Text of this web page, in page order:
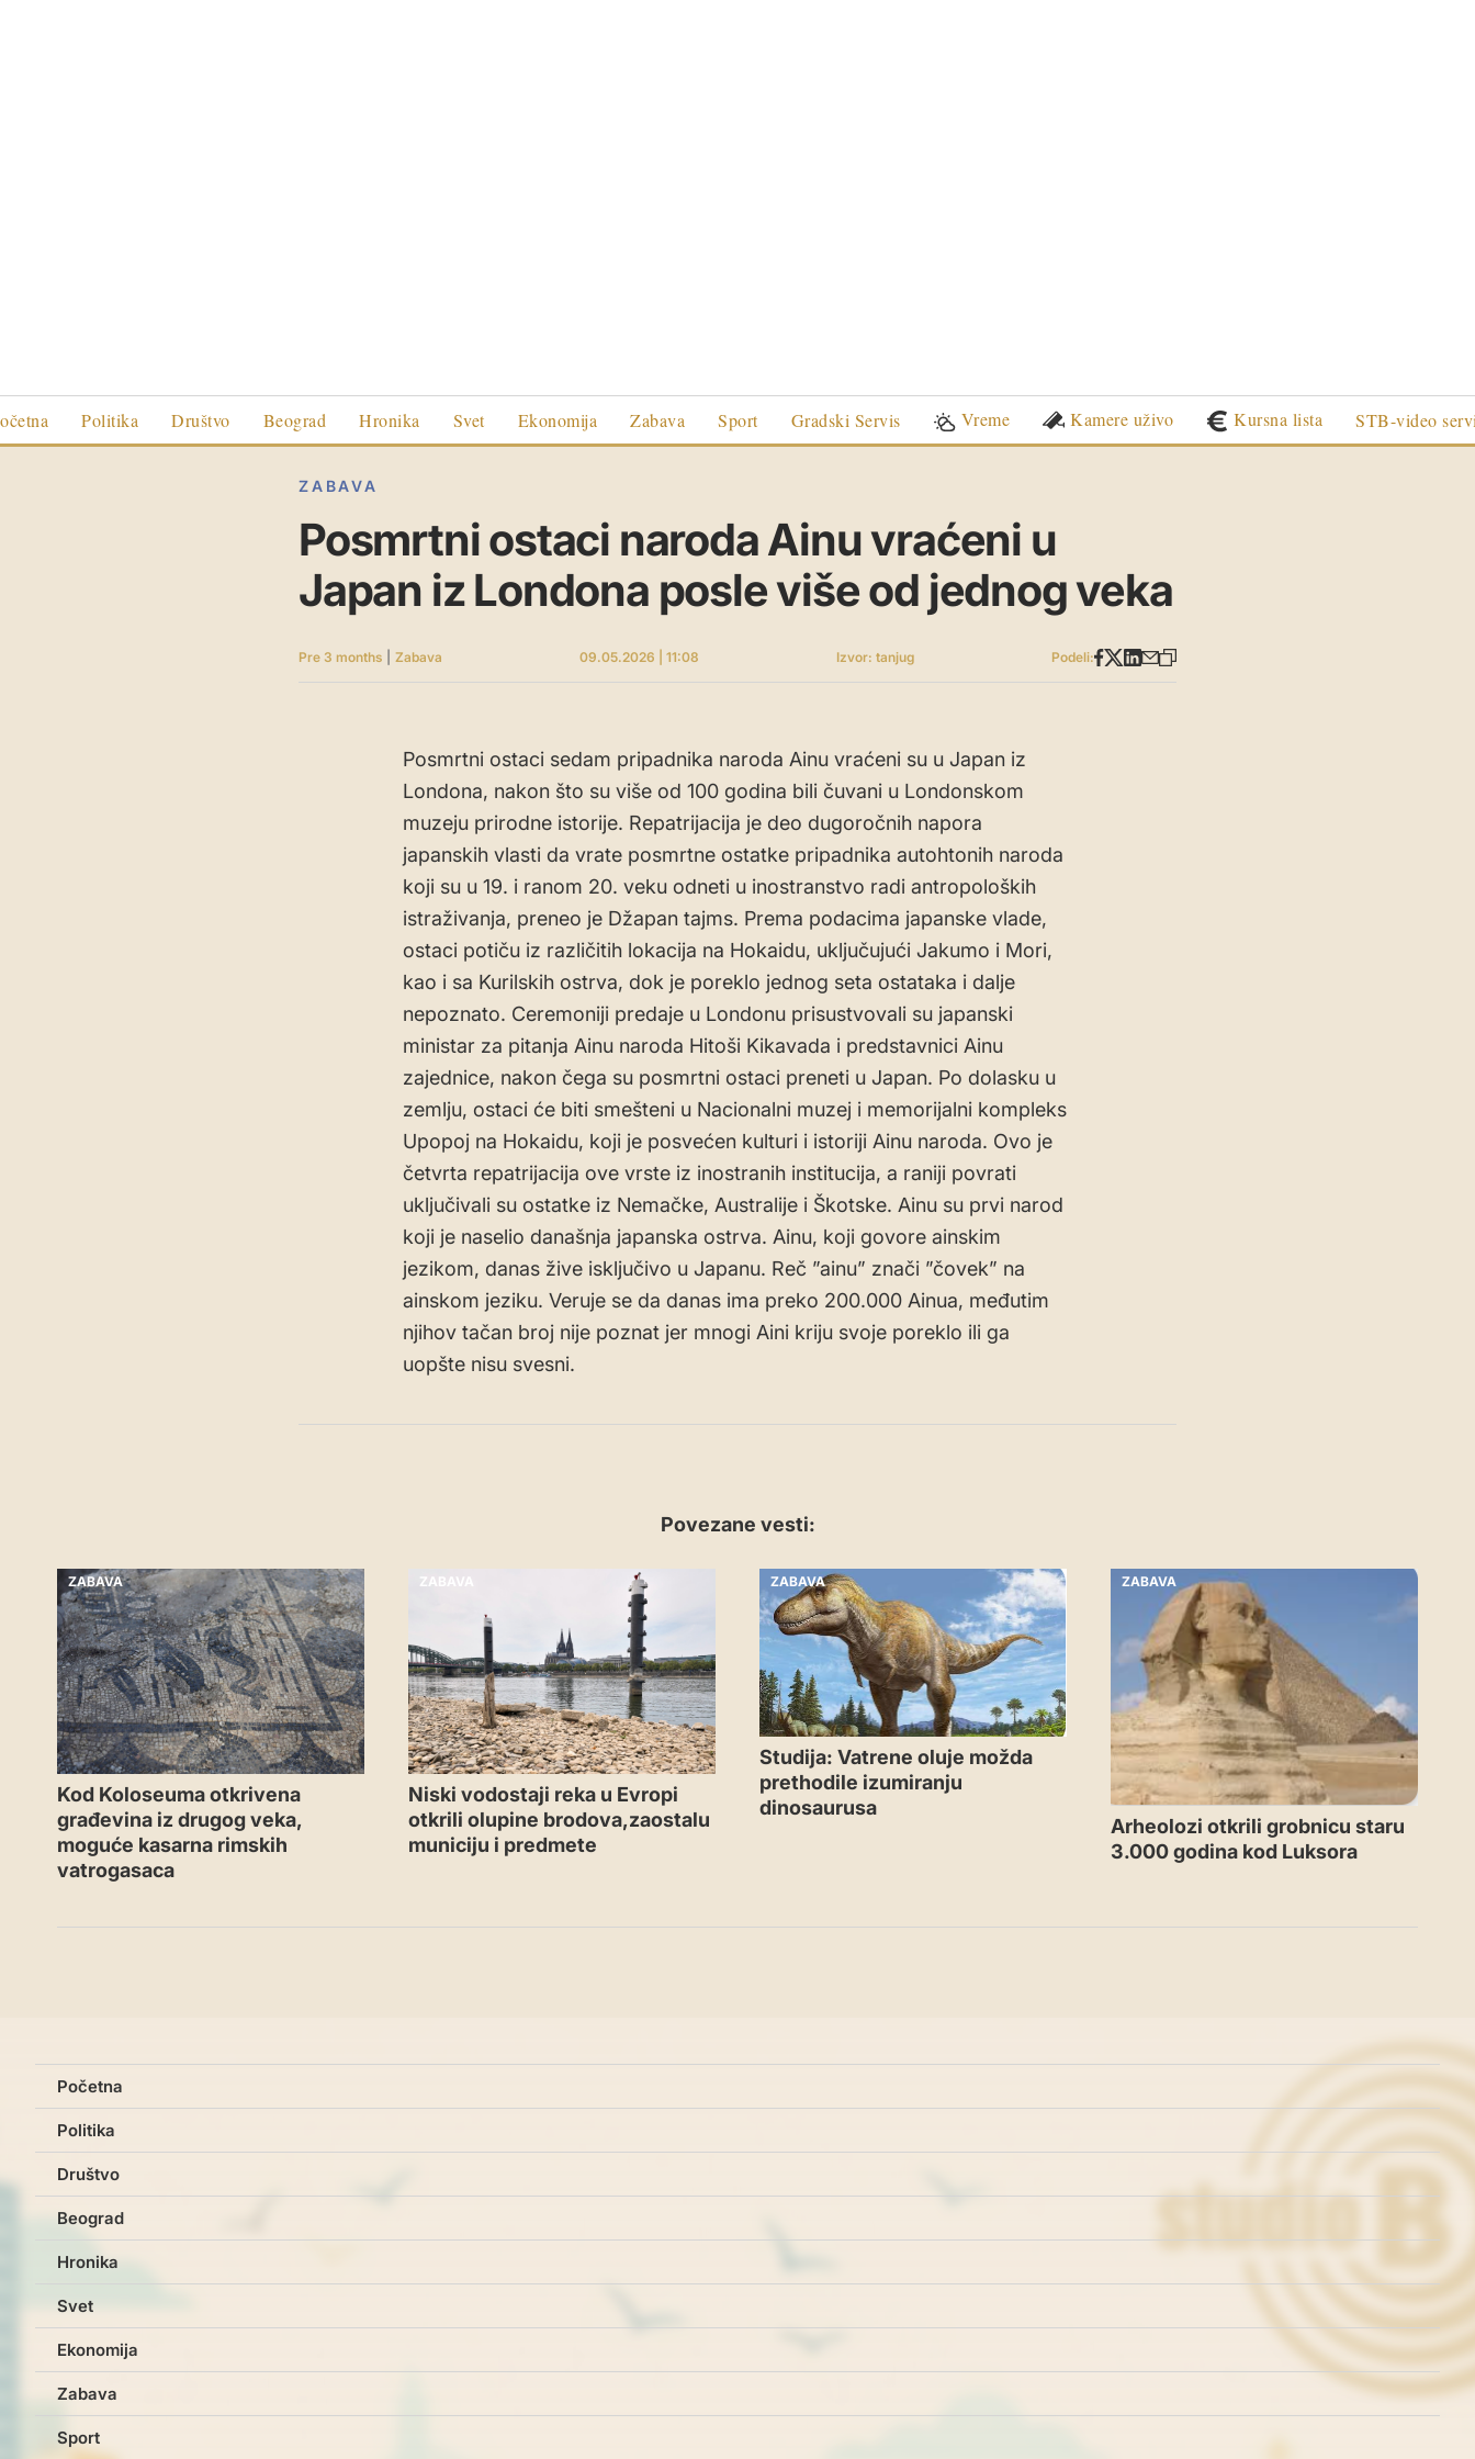
Politika Društvo Beograd Hronika Svet Ekonomija Zabava Sport Gradski Servis Vreme Kamere uživo Kursna lista STB-video
ZABAVA
Posmrtni ostaci naroda Ainu vraćeni u
Japan iz Londona posle više od jednog veka
Pre 3 months Zabava 09.05.2026 | 11:08 Izvor: tanjug Podeli:
Posmrtni ostaci sedam pripadnika naroda Ainu vraćeni su u Japan iz
Londona, nakon što su više od 100 godina bili čuvani u Londonskom
muzeju prirodne istorije. Repatrijacija je deo dugoročnih napora
japanskih vlasti da vrate posmrtne ostatke pripadnika autohtonih naroda
koji su u 19. i ranom 20. veku odneti u inostranstvo radi antropoloških
istraživanja, preneo je Džapan tajms. Prema podacima japanske vlade,
ostaci potiču iz različitih lokacija na Hokaidu, uključujući Jakumo i Mori,
kao i sa Kurilskih ostrva, dok je poreklo jednog seta ostataka i dalje
nepoznato. Ceremoniji predaje u Londonu prisustvovali su japanski
ministar za pitanja Ainu naroda Hitoši Kikavada i predstavnici Ainu
zajednice, nakon čega su posmrtni ostaci preneti u Japan. Po dolasku u
zemlju, ostaci će biti smešteni u Nacionalni muzej i memorijalni kompleks
Upopoj na Hokaidu, koji je posvećen kulturi i istoriji Ainu naroda. Ovo je
četvrta repatrijacija ove vrste iz inostranih institucija, a raniji povrati
uključivali su ostatke iz Nemačke, Australije i Škotske. Ainu su prvi narod
koji je naselio današnja japanska ostrva. Ainu, koji govore ainskim
jezikom, danas žive isključivo u Japanu. Reč ”ainu” znači ”čovek” na
ainskom jeziku. Veruje se da danas ima preko 200.000 Ainua, međutim
njihov tačan broj nije poznat jer mnogi Aini kriju svoje poreklo ili ga
uopšte nisu svesni.
Povezane vesti:
ZABAVA
Kod Koloseuma otkrivena
građevina iz drugog veka,
moguće kasarna rimskih
vatrogasaca
ZABAVA
Niski vodostaji reka u Evropi
otkrili olupine brodova,zaostalu
municiju i predmete
ZABAVA
Studija: Vatrene oluje možda
prethodile izumiranju
dinosaurusa
ZABAVA
Arheolozi otkrili grobnicu staru
3.000 godina kod Luksora
Početna
Politika
Društvo
Beograd
Hronika
Svet
Ekonomija
Zabava
Sport